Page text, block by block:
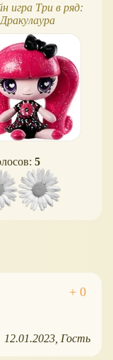
игра Три в ряд:
Дракулаура
5
12.01.2023 Гость